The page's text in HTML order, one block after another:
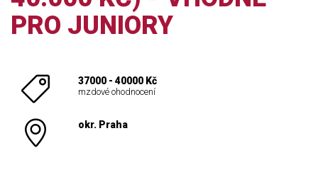
PRO JUNIORY
37000 - 40000 Kč
mzdové ohodnocení
okr. Praha